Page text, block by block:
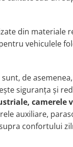
din materiale
vehiculele
de
siguranţa şi
camerele
auxiliare,
confortului